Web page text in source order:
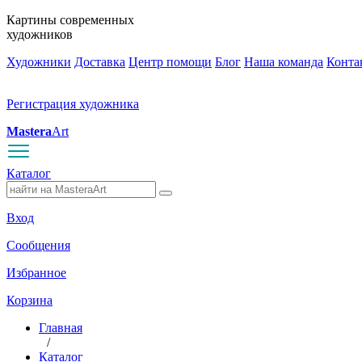
Картины современных
художников
Художники Доставка Центр помощи Блог Наша команда
Регистрация художника
MasteraArt
Каталог
Вход
Сообщения
Избранное
Корзина
Главная
/
Каталог